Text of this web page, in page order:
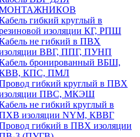
гибкий круглый в
изоляции КГ, РПШ
не гибкий в ПВХ
ВВГ, ППГ, ПУНП
бронированный ВБШ,
КПС, ПМЛ
гибкий круглый в ПВХ
ПВС, МКЭШ
не гибкий круглый в
изоляции NYM, КВВГ
гибкий в ПВХ изоляции